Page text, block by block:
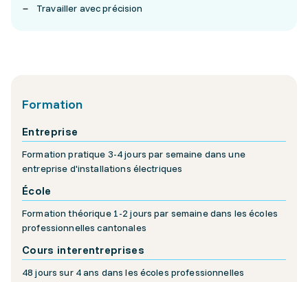
Travailler avec précision
Formation
Entreprise
Formation pratique 3-4 jours par semaine dans une
entreprise d'installations électriques
École
Formation théorique 1-2 jours par semaine dans les écoles
professionnelles cantonales
Cours interentreprises
48 jours sur 4 ans dans les écoles professionnelles